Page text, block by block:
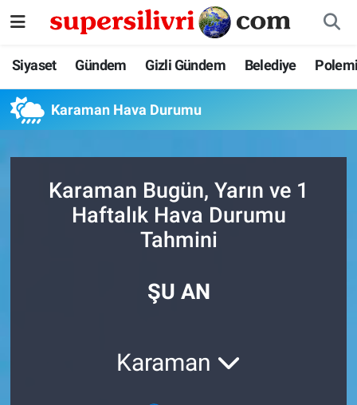
Siyaset Gündem Gizli Gündem Belediye
Karaman Hava Durumu
Karaman Bugün, Yarın ve 1
Haftalık Hava Durumu
Tahmini
ŞU AN
Karaman
Siyaset
Gündem
Belediye
Polemik
İstanbul Nöbetçi Eczaneler
İstanbul Hava Durumu
İstanbul Trafik Yoğunluk Haritası
Süper Lig Puan Durumu ve Fikstür
Son Dakika Haberleri